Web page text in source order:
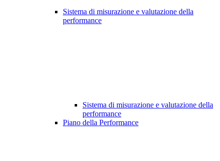
Sistema di misurazione e valutazione della
performance
Sistema di misurazione e valutazione della
performance
Piano della Performance